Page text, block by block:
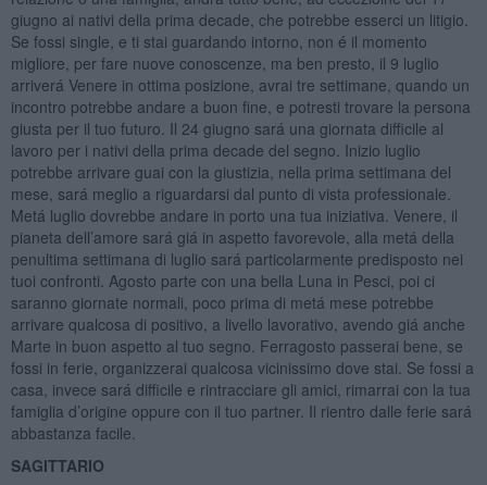
giugno ai nativi della prima decade, che potrebbe esserci un litigio.
Se fossi single, e ti stai guardando intorno, non é il momento
migliore, per fare nuove conoscenze, ma ben presto, il 9 luglio
arriverá Venere in ottima posizione, avrai tre settimane, quando un
incontro potrebbe andare a buon fine, e potresti trovare la persona
giusta per il tuo futuro. Il 24 giugno sará una giornata difficile al
lavoro per i nativi della prima decade del segno. Inizio luglio
potrebbe arrivare guai con la giustizia, nella prima settimana del
mese, sará meglio a riguardarsi dal punto di vista professionale.
Metá luglio dovrebbe andare in porto una tua iniziativa. Venere, il
pianeta dell’amore sará giá in aspetto favorevole, alla metá della
penultima settimana di luglio sará particolarmente predisposto nei
tuoi confronti. Agosto parte con una bella Luna in Pesci, poi ci
saranno giornate normali, poco prima di metá mese potrebbe
arrivare qualcosa di positivo, a livello lavorativo, avendo giá anche
Marte in buon aspetto al tuo segno. Ferragosto passerai bene, se
fossi in ferie, organizzerai qualcosa vicinissimo dove stai. Se fossi a
casa, invece sará difficile e rintracciare gli amici, rimarrai con la tua
famiglia d’origine oppure con il tuo partner. Il rientro dalle ferie sará
abbastanza facile.
SAGITTARIO